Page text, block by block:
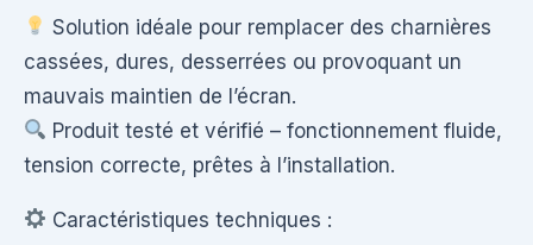
Solution idéale pour remplacer des charnières
cassées, dures, desserrées ou provoquant un
mauvais maintien de l’écran.
Produit testé et vérifié – fonctionnement fluide,
tension correcte, prêtes à l’installation.
Caractéristiques techniques :